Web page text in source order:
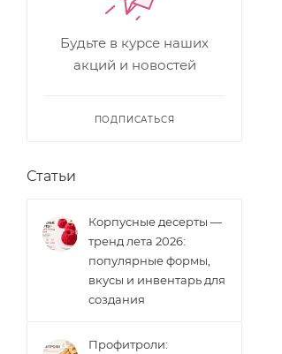
Будьте в курсе наших
акций и новостей
ПОДПИСАТЬСЯ
Статьи
Корпусные десерты —
тренд лета 2026:
популярные формы,
вкусы и инвентарь для
создания
Профитроли: